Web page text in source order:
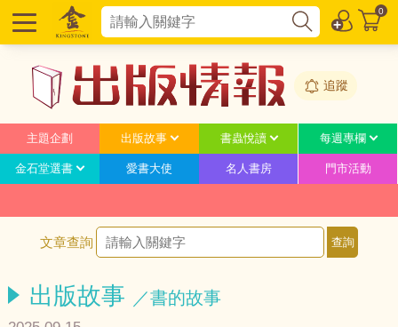
0
追蹤
主題企劃 出版故事 書蟲悅讀 每週專欄
金石堂選書 愛書大使 名人書房 門市活動
文章查詢
出版故事 ／書的故事